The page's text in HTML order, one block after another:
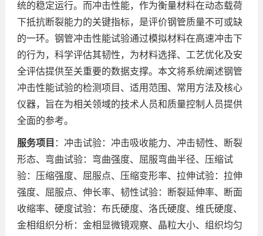
统的稳定运行。而冲击性能，作为衡量材料在动态载荷
下抵抗断裂能力的关键指标，是评价钢管质量不可或缺
的一环。钢管冲击性能试验通过模拟材料在高速冲击下
的行为，科学评估其韧性，为材料选择、工艺优化及安
全评估提供至关重要的数据支撑。本文将系统阐述钢管
冲击性能试验的检测项目、适用范围、常用方法及核心
仪器，旨在为相关领域的技术人员和质量控制人员提供
全面的参考。
服务项目 ：冲击试验：冲击吸收能力、冲击韧性、断裂
形态、弯曲试验：弯曲强度、屈服弯曲半径、压缩试
验：压缩强度、屈服点、压缩变形率、拉伸试验：拉伸
强度、屈服点、伸长率、韧性试验：断裂延伸率、断面
收缩率、硬度试验：布氏硬度、洛氏硬度、维氏硬度、
金相组织分析：金相显微镜观察、晶粒大小、组织均匀